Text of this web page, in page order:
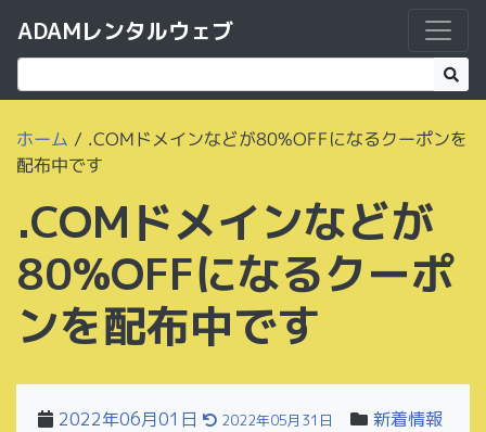
ADAMレンタルウェブ
ホーム / .COMドメインなどが80%OFFになるクーポンを
配布中です
.COMドメインなどが
80%OFFになるクーポ
ンを配布中です
2022年06月01日 2022年05月31日 新着情報